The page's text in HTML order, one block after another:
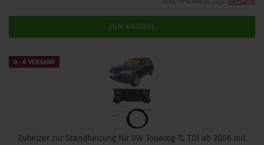
ZUM ARTIKEL
0,- € VERSAND
Zuheizer zur Standheizung für VW Touareg 7L TDI ab 2006 mit